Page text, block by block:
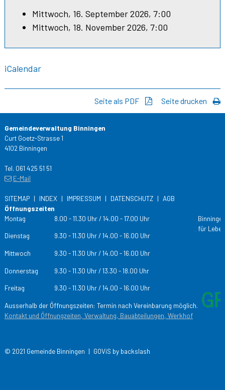
Mittwoch, 16. September 2026, 7:00
Mittwoch, 18. November 2026, 7:00
iCalendar
Seite drucken
Seite als PDF
Gemeindeverwaltung Binningen
Curt Goetz-Strasse 1
4102 Binningen
Tel. 061 425 51 51
E-Mail
SITEMAP INDEX IMPRESSUM DATENSCHUTZ
AGB
Öffnungszeiten
TagÖffnungs­zeiten
Montag 8.00 - 11.30 Uhr / 14.00 - 17.00 Uhr
für
Dienstag
9.30 - 11.30 Uhr / 14.00 - 16.00 Uhr
Mittwoch 9.30 - 11.30 Uhr / 14.00 - 16.00 Uhr
Donnerstag
9.30 - 11.30 Uhr / 13.30 - 18.00 Uhr
Freitag
9.30 - 11.30 Uhr / 14.00 - 16.00 Uhr
Ausserhalb der Öffnungszeiten: Termin nach Vereinbarung möglich.
Kontakt und Öffnungzeiten, Verwaltung, Bauabteilungen, Werkhof
© 2021 Gemeinde Binningen | GOViS by backslash